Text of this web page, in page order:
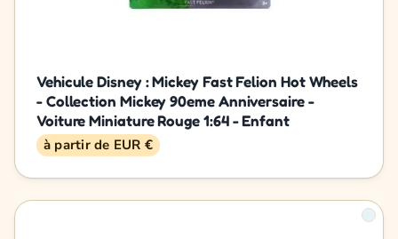
Vehicule Disney : Mickey Fast Felion Hot Wheels
- Collection Mickey 90eme Anniversaire -
Voiture Miniature Rouge 1:64 - Enfant
à partir de EUR €